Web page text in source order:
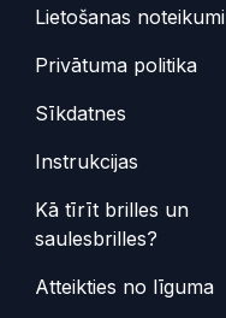
Lietošanas noteikumi
Privātuma politika
Sīkdatnes
Instrukcijas
Kā tīrīt brilles un
saulesbrilles?
Atteikties no līguma